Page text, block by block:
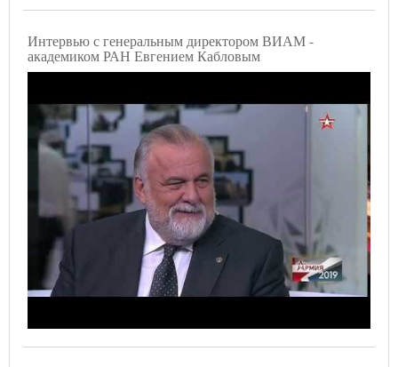
Интервью с генеральным директором ВИАМ -
академиком РАН Евгением Кабловым